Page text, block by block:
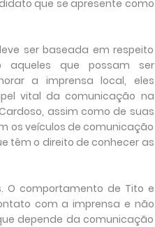
que se apresente como
ser baseada em respeito
aqueles que possam ser
a imprensa local, eles
vital da comunicação na
assim como de suas
os veículos de comunicação
têm o direito de conhecer as
O comportamento de Tito e
com a imprensa e não
depende da comunicação